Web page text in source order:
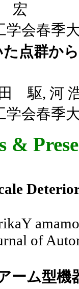
宏
学会春季
た点群か
田 駆, 河
学会春季
&
of
ーム型機